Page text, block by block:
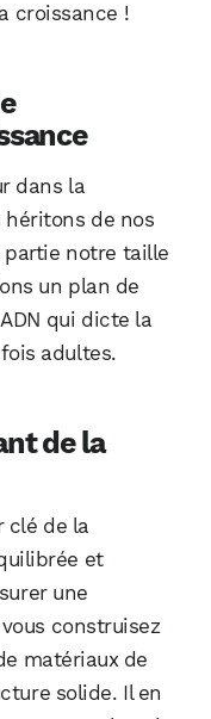
croissance !
dans la
héritons de nos
notre taille
un plan de
qui dicte la
adultes.
de la
clé de la
et
une
construisez
matériaux de
solide. Il en